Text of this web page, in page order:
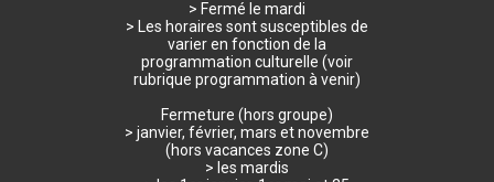
> Fermé le mardi
> Les horaires sont susceptibles de
varier en fonction de la
programmation culturelle (voir
rubrique programmation à venir)
Fermeture (hors groupe)
> janvier, février, mars et novembre
(hors vacances zone C)
> les mardis